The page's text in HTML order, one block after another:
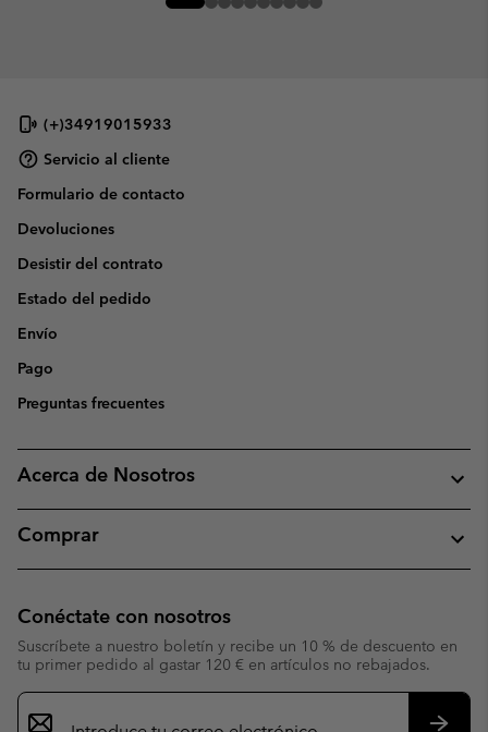
(+)34919015933
Servicio al cliente
Formulario de contacto
Devoluciones
Desistir del contrato
Estado del pedido
Envío
Pago
Preguntas frecuentes
Acerca de Nosotros
Comprar
Conéctate con nosotros
Suscríbete a nuestro boletín y recibe un 10 % de descuento en
tu primer pedido al gastar 120 € en artículos no rebajados.
Suscripción
de